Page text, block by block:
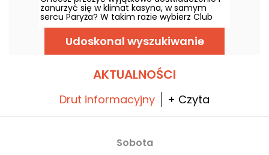
zanurzyć się w klimat kasyna, w samym
sercu Paryża? W takim razie wybierz Club
Barrière na Polach Elizejskich! Usytuowany na
najsłynniejszej alei świata, ten lokal to klub
gier o kameralnej atmosferze, najnowszy
projekt gigantycznego koncernu
tu bogatą ofertę cash game oraz
cotygodniowe turnieje. Miłośnicy gier
stołach Blackjacka, Ultimate Poker i Punto
Banco.
Udoskonal wyszukiwanie
AKTUALNOŚCI
Drut informacyjny + Czyta
Sobota